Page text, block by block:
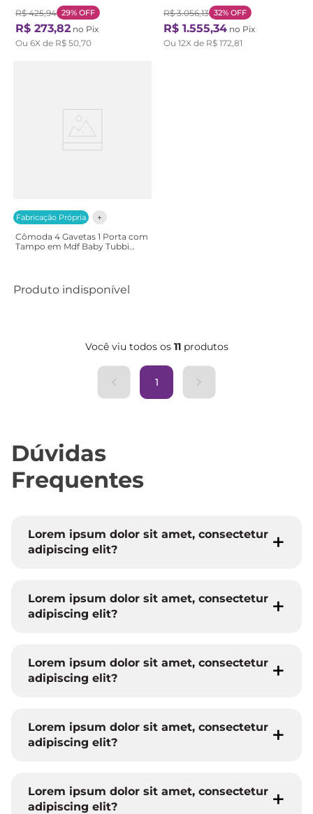
R$ 425,94 29% OFF
R$ 273,82 no Pix
Ou 6X de R$ 50,70
R$ 3.056,13 32% OFF
R$ 1.555,34 no Pix
Ou 12X de R$ 172,81
Fabricação Própria
Cômoda 4 Gavetas 1 Porta com
Tampo em Mdf Baby Tubbi
Produto indisponível
Você viu todos os 11produtos
1
Dúvidas
Frequentes
Lorem ipsum dolor sit amet, consectetur
adipiscing elit?
Lorem ipsum dolor sit amet, consectetur
adipiscing elit?
Lorem ipsum dolor sit amet, consectetur
adipiscing elit?
Lorem ipsum dolor sit amet, consectetur
adipiscing elit?
Lorem ipsum dolor sit amet, consectetur
adipiscing elit?